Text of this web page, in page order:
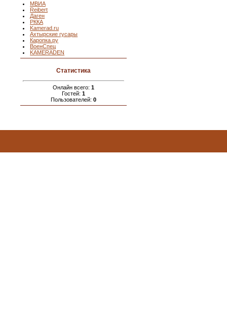
МВИА
Reibert
Даген
РККА
Kamerad.ru
Ахтырские гусары
Каропка.ру
ВоенСпец
KAMERADEN
Статистика
Онлайн всего: 1
Гостей: 1
Пользователей: 0